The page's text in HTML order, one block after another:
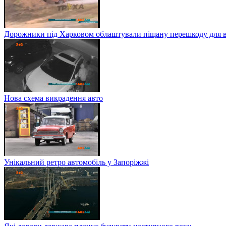
Дорожники під Харковом облаштували піщану перешкоду для
Нова схема викрадення авто
Унікальний ретро автомобіль у Запоріжжі